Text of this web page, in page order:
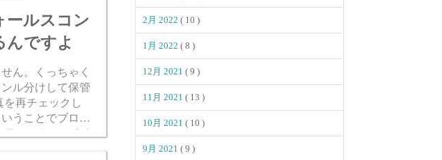
ールスコン
んですよ
ん。くっちゃく
ル分けして保管
うことでブログ
2月 2022 ( 10 )
1月 2022 ( 8 )
12月 2021 ( 9 )
11月 2021 ( 13 )
10月 2021 ( 10 )
9月 2021 ( 9 )